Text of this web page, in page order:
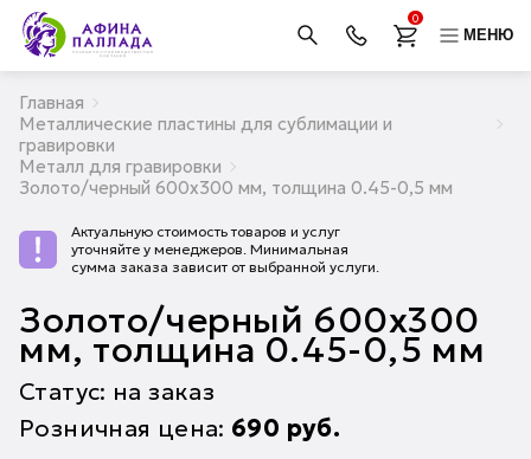
0
МЕНЮ
Главная
Металлические пластины для сублимации и
гравировки
Металл для гравировки
Золото/черный 600х300 мм, толщина 0.45-0,5 мм
Актуальную стоимость товаров и услуг
уточняйте у менеджеров. Минимальная
сумма заказа зависит от выбранной услуги.
Золото/черный 600х300
мм, толщина 0.45-0,5 мм
Статус: на заказ
Розничная цена: 690 руб.